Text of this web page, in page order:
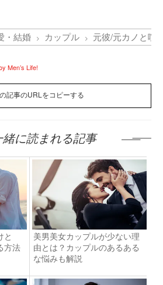
・結婚 カップル 元彼/元カノと喧
Men’s Life!
記事のURLをコピーする
緒に読まれる記事
と
方法
美男美女カップルが少ない理
由とは？カップルのあるある
な悩みも解説